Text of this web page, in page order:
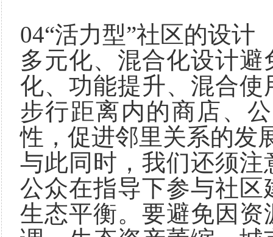
04“活力型”社区的设计
多元化、混合化设计
化、功能提升、混合
步行距离内的商店、
性，促进邻里关系的发
与此同时，我们还须
公众在指导下参与社
生态平衡。要避免因